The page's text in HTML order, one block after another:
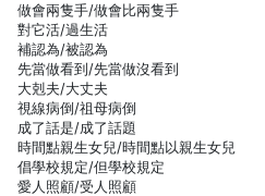
做會兩隻手/做會比兩隻手
對它活/過生活
補認為/被認為
先當做看到/先當做沒看到
大剋夫/大丈夫
視線病倒/祖母病倒
成了話是/成了話題
時間點親生女兒/時間點以親生女兒
倡學校規定/但學校規定
愛人照顧/受人照顧